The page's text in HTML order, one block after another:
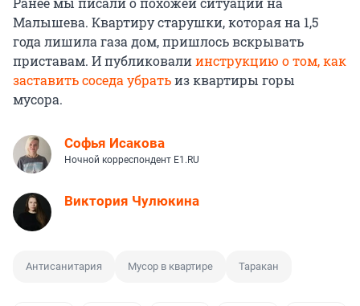
Малышева. Квартиру старушки, которая на 1,5
года лишила газа дом, пришлось вскрывать
приставам. И публиковалиинструкцию о том, как
заставить соседа убратьиз квартиры горы
мусора.
Софья Исакова
Ночной корреспондент E1.RU
Виктория Чулюкина
Антисанитария Мусор в квартире Таракан